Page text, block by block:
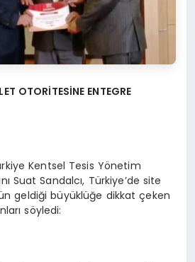
OTORİTESİNE ENTEGRE
Kentsel Tesis Yönetim
Suat Sandalcı, Türkiye’de site
geldiği büyüklüğe dikkat çeken
söyledi: